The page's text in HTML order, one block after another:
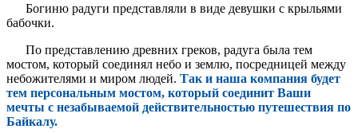
Богиню радуги представляли в виде девушки с крыльями
бабочки.
По представлению древних греков, радуга была тем
мостом, который соединял небо и землю, посредницей между
небожителями и миром людей. Так и наша компания будет
тем персональным мостом, который соединит Ваши
мечты с незабываемой действительностью путешествия по
Байкалу.